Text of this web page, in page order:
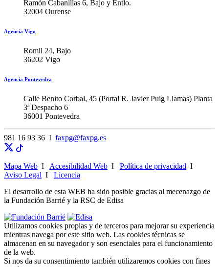
Ramón Cabanillas 6, Bajo y Entlo.
32004 Ourense
Agencia Vigo
Romil 24, Bajo
36202 Vigo
Agencia Pontevedra
Calle Benito Corbal, 45 (Portal R. Javier Puig Llamas) Planta
3ª Despacho 6
36001 Pontevedra
981 16 93 36 I faxpg@faxpg.es
Mapa Web I Accesibilidad Web I Política de privacidad I
Aviso Legal I Licencia
El desarrollo de esta WEB ha sido posible gracias al mecenazgo de
la Fundación Barrié y la RSC de Edisa
Utilizamos cookies propias y de terceros para mejorar su experiencia
mientras navega por este sitio web. Las cookies técnicas se
almacenan en su navegador y son esenciales para el funcionamiento
de la web.
Si nos da su consentimiento también utilizaremos cookies con fines